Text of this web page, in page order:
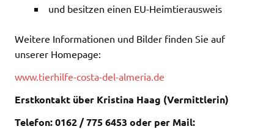
und besitzen einen EU-Heimtierausweis
Weitere Informationen und Bilder finden Sie auf
unserer Homepage:
www.tierhilfe-costa-del-almeria.de
Erstkontakt über Kristina Haag (Vermittlerin)
Telefon: 0162 / 775 6453 oder per Mail: